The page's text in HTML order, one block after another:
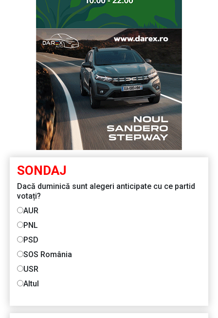
SONDAJ
Dacă duminică sunt alegeri anticipate cu ce partid
votați?
AUR
PNL
PSD
SOS România
USR
Altul